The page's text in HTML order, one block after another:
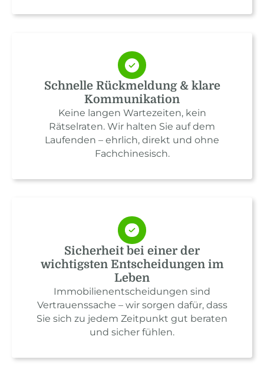
Schnelle Rückmeldung & klare
Kommunikation
Keine langen Wartezeiten, kein
Rätselraten. Wir halten Sie auf dem
Laufenden – ehrlich, direkt und ohne
Fachchinesisch.
Sicherheit bei einer der
wichtigsten Entscheidungen im
Leben
Immobilienentscheidungen sind
Vertrauenssache – wir sorgen dafür, dass
Sie sich zu jedem Zeitpunkt gut beraten
und sicher fühlen.